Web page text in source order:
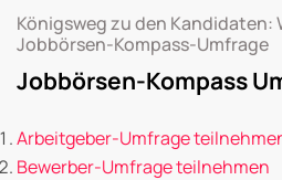
Königsweg zu den Kandidaten:
Jobbörsen-Kompass-Umfrage
Jobbörsen-Kompass
Arbeitgeber-Umfrage
Bewerber-Umfrage teilnehmen